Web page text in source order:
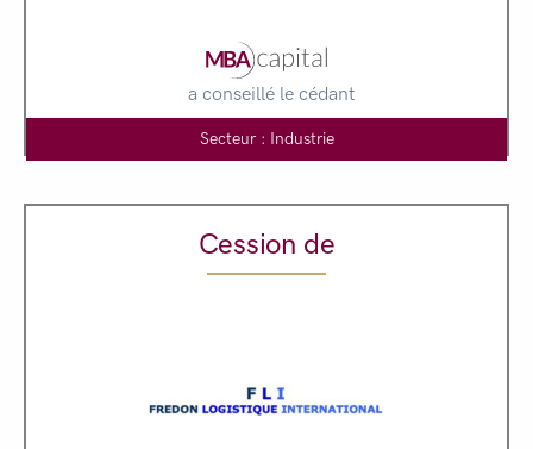
a conseillé le cédant
Secteur : Industrie
Cession de